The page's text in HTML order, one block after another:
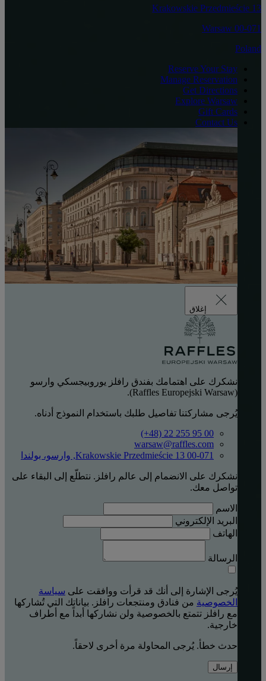
Krakowskie Przedmieście 13
00-071 Warsaw
Poland
Reserve Your Stay
Manage Reservation
Get Directions
Explore Warsaw
Gift Cards
Contact Us
إغلاق
نشكرك على اهتمامك بفندق رافلز يوروبيجسكي وارسو
(Raffles Europejski Warsaw).
يُرجى مشاركتنا تفاصيل طلبك باستخدام النموذج أدناه.
‎(+48) 22 255 95 00‏
warsaw@raffles.com
Krakowskie Przedmieście 13 00-071, وارسو، بولندا
نشكرك على الانضمام إلى عالم رافلز. نتطلّع إلى البقاء على
تواصل معك.
الاسم
البريد الإلكتروني
الهاتف
الرسالة
يُرجى الإشارة إلى أنك قد قرأت ووافقت على سياسة
الخصوصية من فنادق ومنتجعات رافلز. بياناتك التي تُشاركها
مع رافلز تتمتع بالخصوصية ولن نشاركها أبداً مع أطراف
خارجية.
حدث خطأ. يُرجى المحاولة مرة أخرى لاحقاً.
إرسال